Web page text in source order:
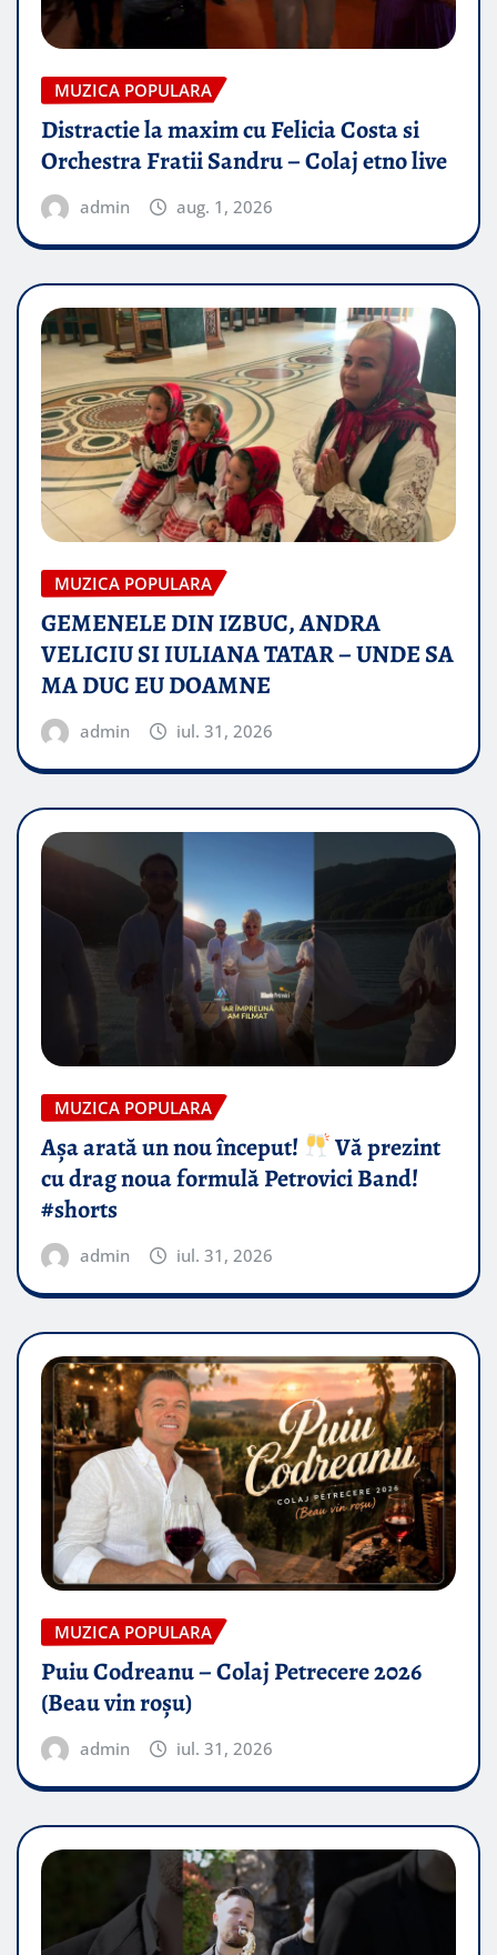
MUZICA POPULARA
Distractie la maxim cu Felicia Costa si
Orchestra Fratii Sandru – Colaj etno live
admin aug. 1, 2026
MUZICA POPULARA
GEMENELE DIN IZBUC, ANDRA
VELICIU SI IULIANA TATAR – UNDE SA
MA DUC EU DOAMNE
admin iul. 31, 2026
MUZICA POPULARA
Așa arată un nou început!
Vă prezint
cu drag noua formulă Petrovici Band!
#shorts
admin iul. 31, 2026
MUZICA POPULARA
Puiu Codreanu – Colaj Petrecere 2026
(Beau vin roșu)
admin iul. 31, 2026